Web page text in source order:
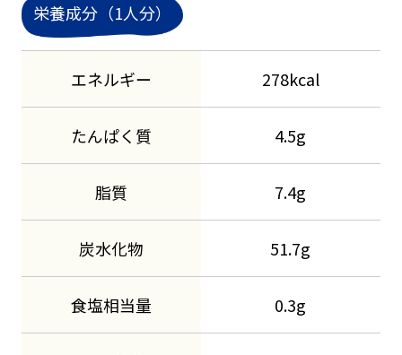
栄養成分（1人分）
エネルギー 278kcal
たんぱく質 4.5g
脂質 7.4g
炭水化物 51.7g
食塩相当量 0.3g